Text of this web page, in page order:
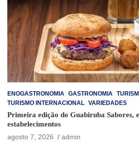
ENOGASTRONOMIA GASTRONOMIA
TURISMO INTERNACIONAL VARIEDADES
Primeira edição do Guabiruba Sabores,
estabelecimentos
agosto 7, 2026
admin